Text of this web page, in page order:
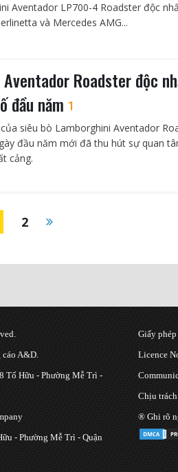
Aventador LP700-4 Roadster độc
và Mercedes AMG...
Roadster độc
đầu năm 1
siêu bò Lamborghini Aventador
đầu năm mới đã thu hút sự quan
cảng.
2
A&D.
Tố Hữu - Phường Mễ Trì -
- Phường Mễ Trì - Quận
Giấy
Licence
Chịu
® Ghi rõ